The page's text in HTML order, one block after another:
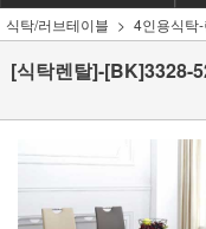
식탁/러브테이블
4인용식탁
[식탁렌탈]-[BK]3328-